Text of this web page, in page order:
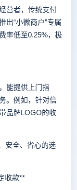
营者，传统支付
出“小微商户”专属
率低至0.25%，极
能提供上门指
。例如，针对信
品牌LOGO的收
全、省心的选
收款**